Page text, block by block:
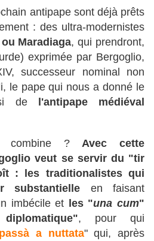
antipape sont déjà prêts
: des ultra-modernistes
Maradiaga, qui prendront,
exprimée par Bergoglio,
successeur nominal non
le pape qui nous a donné le
de
l'antipape médiéval
la combine ?Avec cette
veut se servir du "tir
: les traditionalistes qui
substantielle en faisant
imbécile et
les "una cum"
, pour qui
a nuttata" qui, après